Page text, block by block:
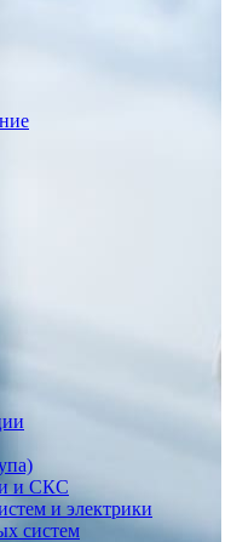
и СКС
и электрики
систем